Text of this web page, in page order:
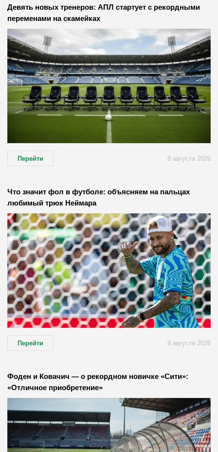
Девять новых тренеров: АПЛ стартует с рекордными
переменами на скамейках
Перейти 8 августа 2026
Что значит фол в футболе: объясняем на пальцах
любимый трюк Неймара
Перейти 8 августа 2026
Фоден и Ковачич — о рекордном новичке «Сити»:
«Отличное приобретение»